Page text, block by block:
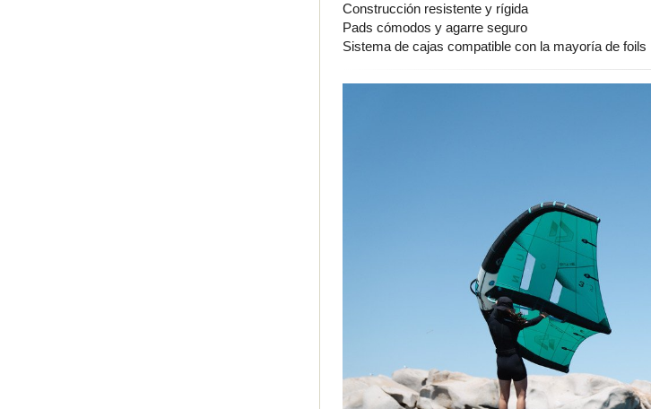
Construcción resistente y rígida
Pads cómodos y agarre seguro
Sistema de cajas compatible con la mayoría de foils